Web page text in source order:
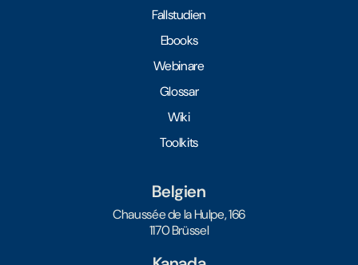
Fallstudien
Ebooks
Webinare
Glossar
Wiki
Toolkits
Belgien
Chaussée de la Hulpe, 166
1170 Brüssel